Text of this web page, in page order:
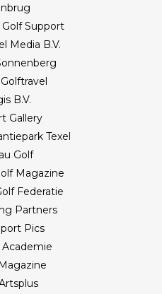
Support
Media B.V.
B.V.
Gallery
Texel
Golf
Magazine
Federatie
Partners
Pics